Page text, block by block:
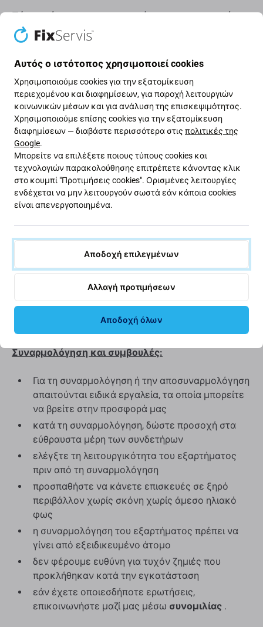
Πότε πρέπει να αντικαταστήσετε την μπαταρία;
η μπαταρία είναι φουσκωμένη
η συσκευή αποφορτίζεται γρήγορα
η συσκευή υπερθερμαίνεται
η συσκευή δεν μπορεί να φορτιστεί στο 100%
η συσκευή δεν υποδεικνύει σωστά την
κατάσταση της μπαταρίας
Ποιότητα ανταλλακτικών
Ποιότητα: Aftermarket- Τα ανταλλακτικά που
πωλούνται ως Aftermarket κατασκευάζονται με τα
ίδια πρότυπα, προδιαγραφές και υλικά με το γνήσιο.
Αυτό είναι αντίγραφο του πρωτοτύπου και το
ανταλλακτικό που παραδίδεται ως Aftermarket μπορεί
(σε σπάνιες περιπτώσεις) να έχει ελάχιστες
παραλλαγές στη λειτουργικότητα, την ποιότητα ή την
εμφάνιση. Για να μάθετε περισσότερα σχετικά με την
εστιάζουμε στην ποιότητα με περισσότερες
Συναρμολόγηση και συμβουλές:
Για τη συναρμολόγηση ή την αποσυναρμολόγηση
απαιτούνται ειδικά εργαλεία, τα οποία μπορείτε
να βρείτε στην προσφορά μας
κατά τη συναρμολόγηση, δώστε προσοχή στα
εύθραυστα μέρη των συνδετήρων
ελέγξτε τη λειτουργικότητα του εξαρτήματος
πριν από τη συναρμολόγηση
προσπαθήστε να κάνετε επισκευές σε ξηρό
περιβάλλον χωρίς σκόνη χωρίς άμεσο ηλιακό
φως
η συναρμολόγηση του εξαρτήματος πρέπει να
γίνει από εξειδικευμένο άτομο
δεν φέρουμε ευθύνη για τυχόν ζημιές που
προκλήθηκαν κατά την εγκατάσταση
εάν έχετε οποιεσδήποτε ερωτήσεις,
επικοινωνήστε μαζί μας μέσω συνομιλίας .
Αυτός ο ιστότοπος χρησιμοποιεί cookies
Χρησιμοποιούμε cookies για την εξατομίκευση
περιεχομένου και διαφημίσεων, για παροχή λειτουργιών
κοινωνικών μέσων και για ανάλυση της επισκεψιμότητας.
Χρησιμοποιούμε επίσης cookies για την εξατομίκευση
διαφημίσεων — διαβάστε περισσότερα στις πολιτικές της
Google.
Μπορείτε να επιλέξετε ποιους τύπους cookies και
τεχνολογιών παρακολούθησης επιτρέπετε κάνοντας κλικ
στο κουμπί "Προτιμήσεις cookies". Ορισμένες λειτουργίες
ενδέχεται να μην λειτουργούν σωστά εάν κάποια cookies
είναι απενεργοποιημένα.
Αποδοχή επιλεγμένων
Αλλαγή προτιμήσεων
Αποδοχή όλων